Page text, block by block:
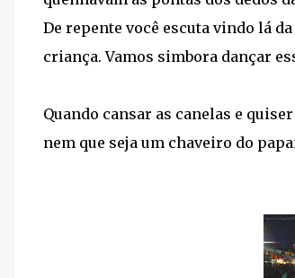
De repente você escuta vindo lá
criança. Vamos simbora dançar
Quando cansar as canelas e
nem que seja um chaveiro do